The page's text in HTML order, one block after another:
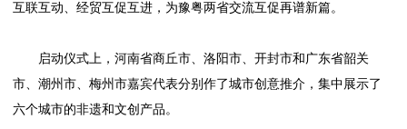
互联互动、经贸互促互进，为豫粤两省交流互促再谱新篇。
启动仪式上，河南省商丘市、洛阳市、开封市和广东省韶关
市、潮州市、梅州市嘉宾代表分别作了城市创意推介，集中展示了
六个城市的非遗和文创产品。